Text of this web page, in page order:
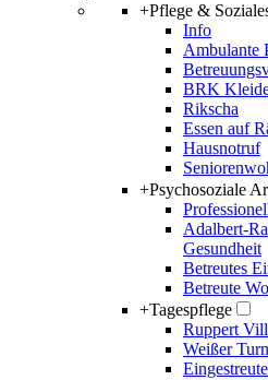
+Pflege &
Info
Ambulante
BRK
Rikscha
Essen auf
Hausnotruf
+Psychosoziale
Adalbert-
Gesundheit
Betreutes
Betreute
+Tagespflege
Ruppert
Weißer